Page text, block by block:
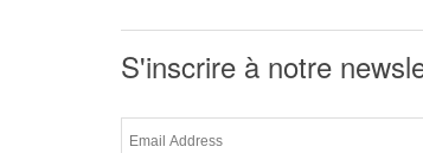
S'inscrire à notre